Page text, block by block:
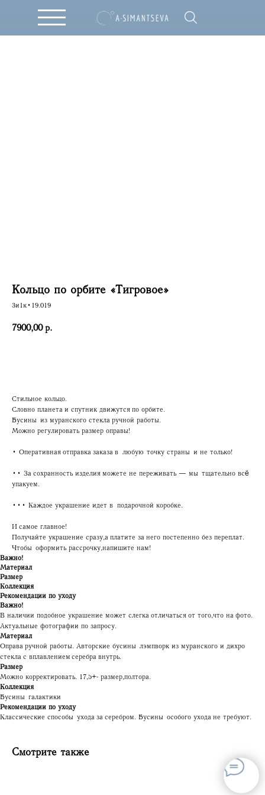
Кольцо по орбите «Тигровое»
3и1к•19.019
7900,00 р.
Стильное кольцо.
Словно планета и спутник движутся по орбите.
Бусины из муранского стекла ручной работы.
Можно регулировать размер оправы!
• Оперативная отправка заказа в любую точку страны и не только!
•• За сохранность изделия можете не переживать — мы тщательно всё
упакуем.
••• Каждое украшение идет в подарочной коробке.
И самое главное!
Получайте украшение сразу, а платите за него постепенно без переплат.
Чтобы оформить рассрочку, напишите нам!
Важно!
Материал
Размер
Коллекция
Рекомендации по уходу
Важно!
В наличии подобное украшение может слегка отличаться от того, что на фото.
Актуальные фотографии по запросу.
Материал
Оправа ручной работы. Авторские бусины лэмпворк из муранского и дихро
стекла с вплавлением серебра внутрь.
Размер
Можно корректировать. 17,5+- размер, полтора.
Коллекция
Бусины галактики
Рекомендации по уходу
Классические способы ухода за серебром. Бусины особого ухода не требуют.
Смотрите также